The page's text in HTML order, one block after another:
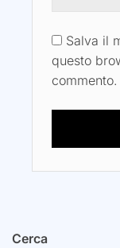
Salva il
questo
commento.
Cerca